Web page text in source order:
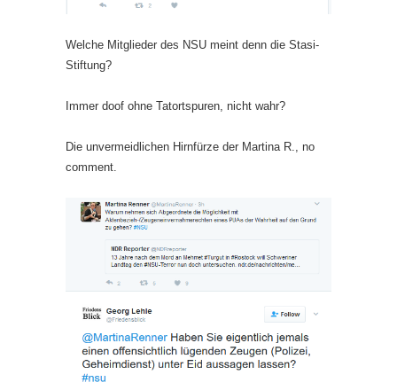
Welche Mitglieder des NSU meint denn die Stasi-
Stiftung?
Immer doof ohne Tatortspuren, nicht wahr?
Die unvermeidlichen Hirnfürze der Martina R., no
comment.